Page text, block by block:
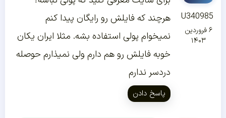
U340985
۶ فروردین
۱۴۰۳
هرچند که فایلش رو رایگان پیدا کنم
نمیخوام پولی استفاده بشه. مثلا ایران یکان
خوبه فایلش رو هم دارم ولی نمیذارم حوصله
دردسر ندارم
پاسخ دادن